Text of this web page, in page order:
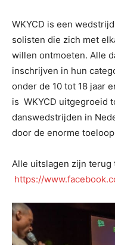
WKYCD is een
solisten die zich met
willen ontmoeten. Alle
inschrijven in hun
onder de 10 tot 18 jaar
is WKYCD uitgegroeid
danswedstrijden in
door de enorme
Alle uitslagen zijn terug
https://